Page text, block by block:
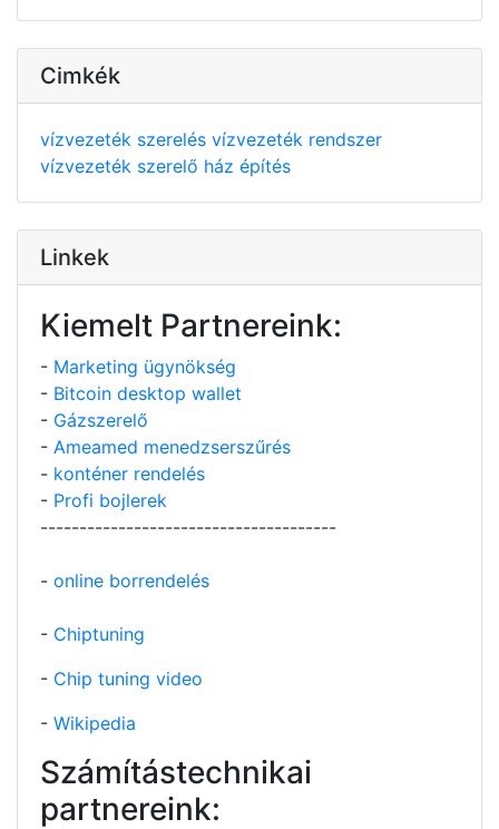
Cimkék
vízvezeték szerelés vízvezeték rendszer
vízvezeték szerelő ház építés
Linkek
Kiemelt Partnereink:
- Marketing ügynökség
- Bitcoin desktop wallet
- Gázszerelő
- Ameamed menedzserszűrés
- konténer rendelés
- Profi bojlerek
--------------------------------------
- online borrendelés
- Chiptuning
- Chip tuning video
- Wikipedia
Számítástechnikai
partnereink: